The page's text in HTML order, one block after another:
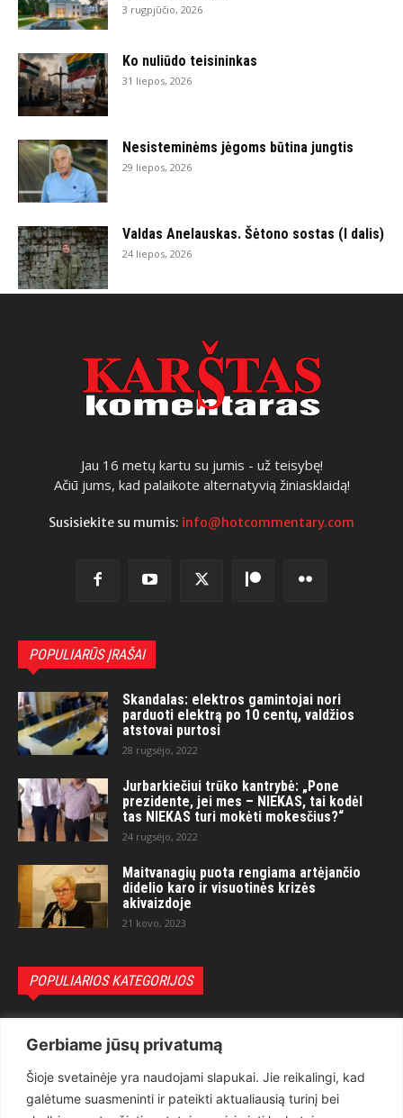
Gerbiame jūsų privatumą
Šioje svetainėje yra naudojami slapukai. Jie reikalingi, kad
galėtume suasmeninti ir pateikti aktualiausią turinį bei
3 rugpjūčio, 2026
Ko nuliūdo teisininkas
31 liepos, 2026
Nesisteminėms jėgoms būtina jungtis
29 liepos, 2026
Valdas Anelauskas. Šėtono sostas (I dalis)
24 liepos, 2026
Jau 16 metų kartu su jumis - už teisybę!
Ačiū jums, kad palaikote alternatyvią žiniasklaidą!
Susisiekite su mumis: info@hotcommentary.com
POPULIARŪS ĮRAŠAI
Skandalas: elektros gamintojai nori
parduoti elektrą po 10 centų, valdžios
atstovai purtosi
28 rugsėjo, 2022
Jurbarkiečiui trūko kantrybė: „Pone
prezidente, jei mes – NIEKAS, tai kodėl
tas NIEKAS turi mokėti mokesčius?“
24 rugsėjo, 2022
Maitvanagių puota rengiama artėjančio
didelio karo ir visuotinės krizės
akivaizdoje
21 kovo, 2023
POPULIARIOS KATEGORIJOS
Teisėsauga
1497
Aktualu